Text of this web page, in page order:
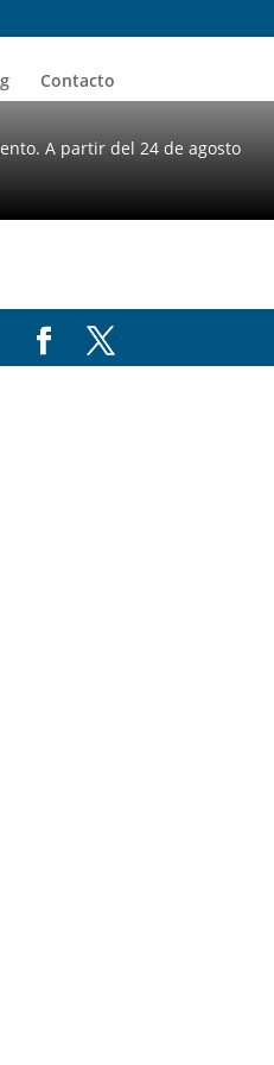
A partir del 24 de agosto
Contacto